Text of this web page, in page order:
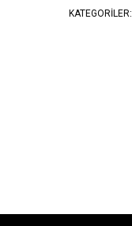
KATEGORILER: